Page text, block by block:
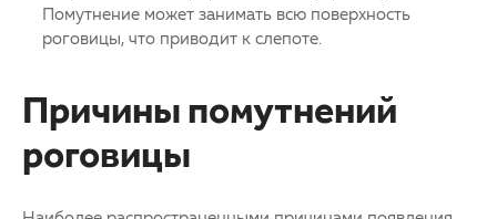
Помутнение может занимать всю поверхность
роговицы, что приводит к слепоте.
Причины помутнений
роговицы